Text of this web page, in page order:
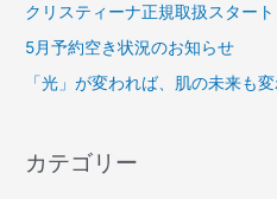
クリスティーナ正規取扱スター
5月予約空き状況のお知らせ
「光」が変われば、肌の未来も変
カテゴリー